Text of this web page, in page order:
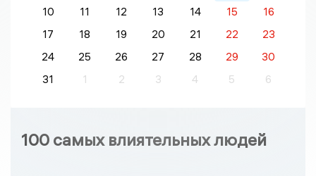
10
11 12 13 14 15
16
17
18 19 20 21 22
23
24
25 26 27 28 29
30
31
1 2 3 4 5 6
100 самых влиятельных людей